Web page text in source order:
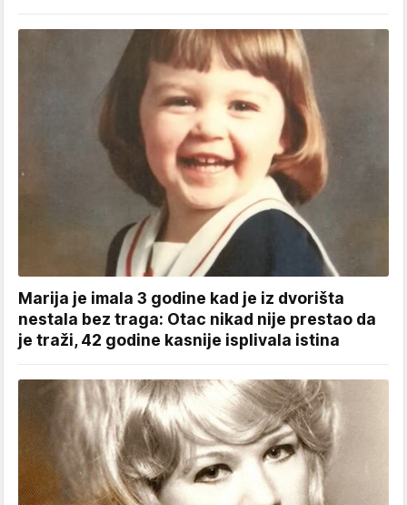
Marija je imala 3 godine kad je iz dvorišta
nestala bez traga: Otac nikad nije prestao da
je traži, 42 godine kasnije isplivala istina